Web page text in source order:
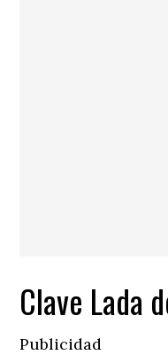
Clave Lada
Publicidad